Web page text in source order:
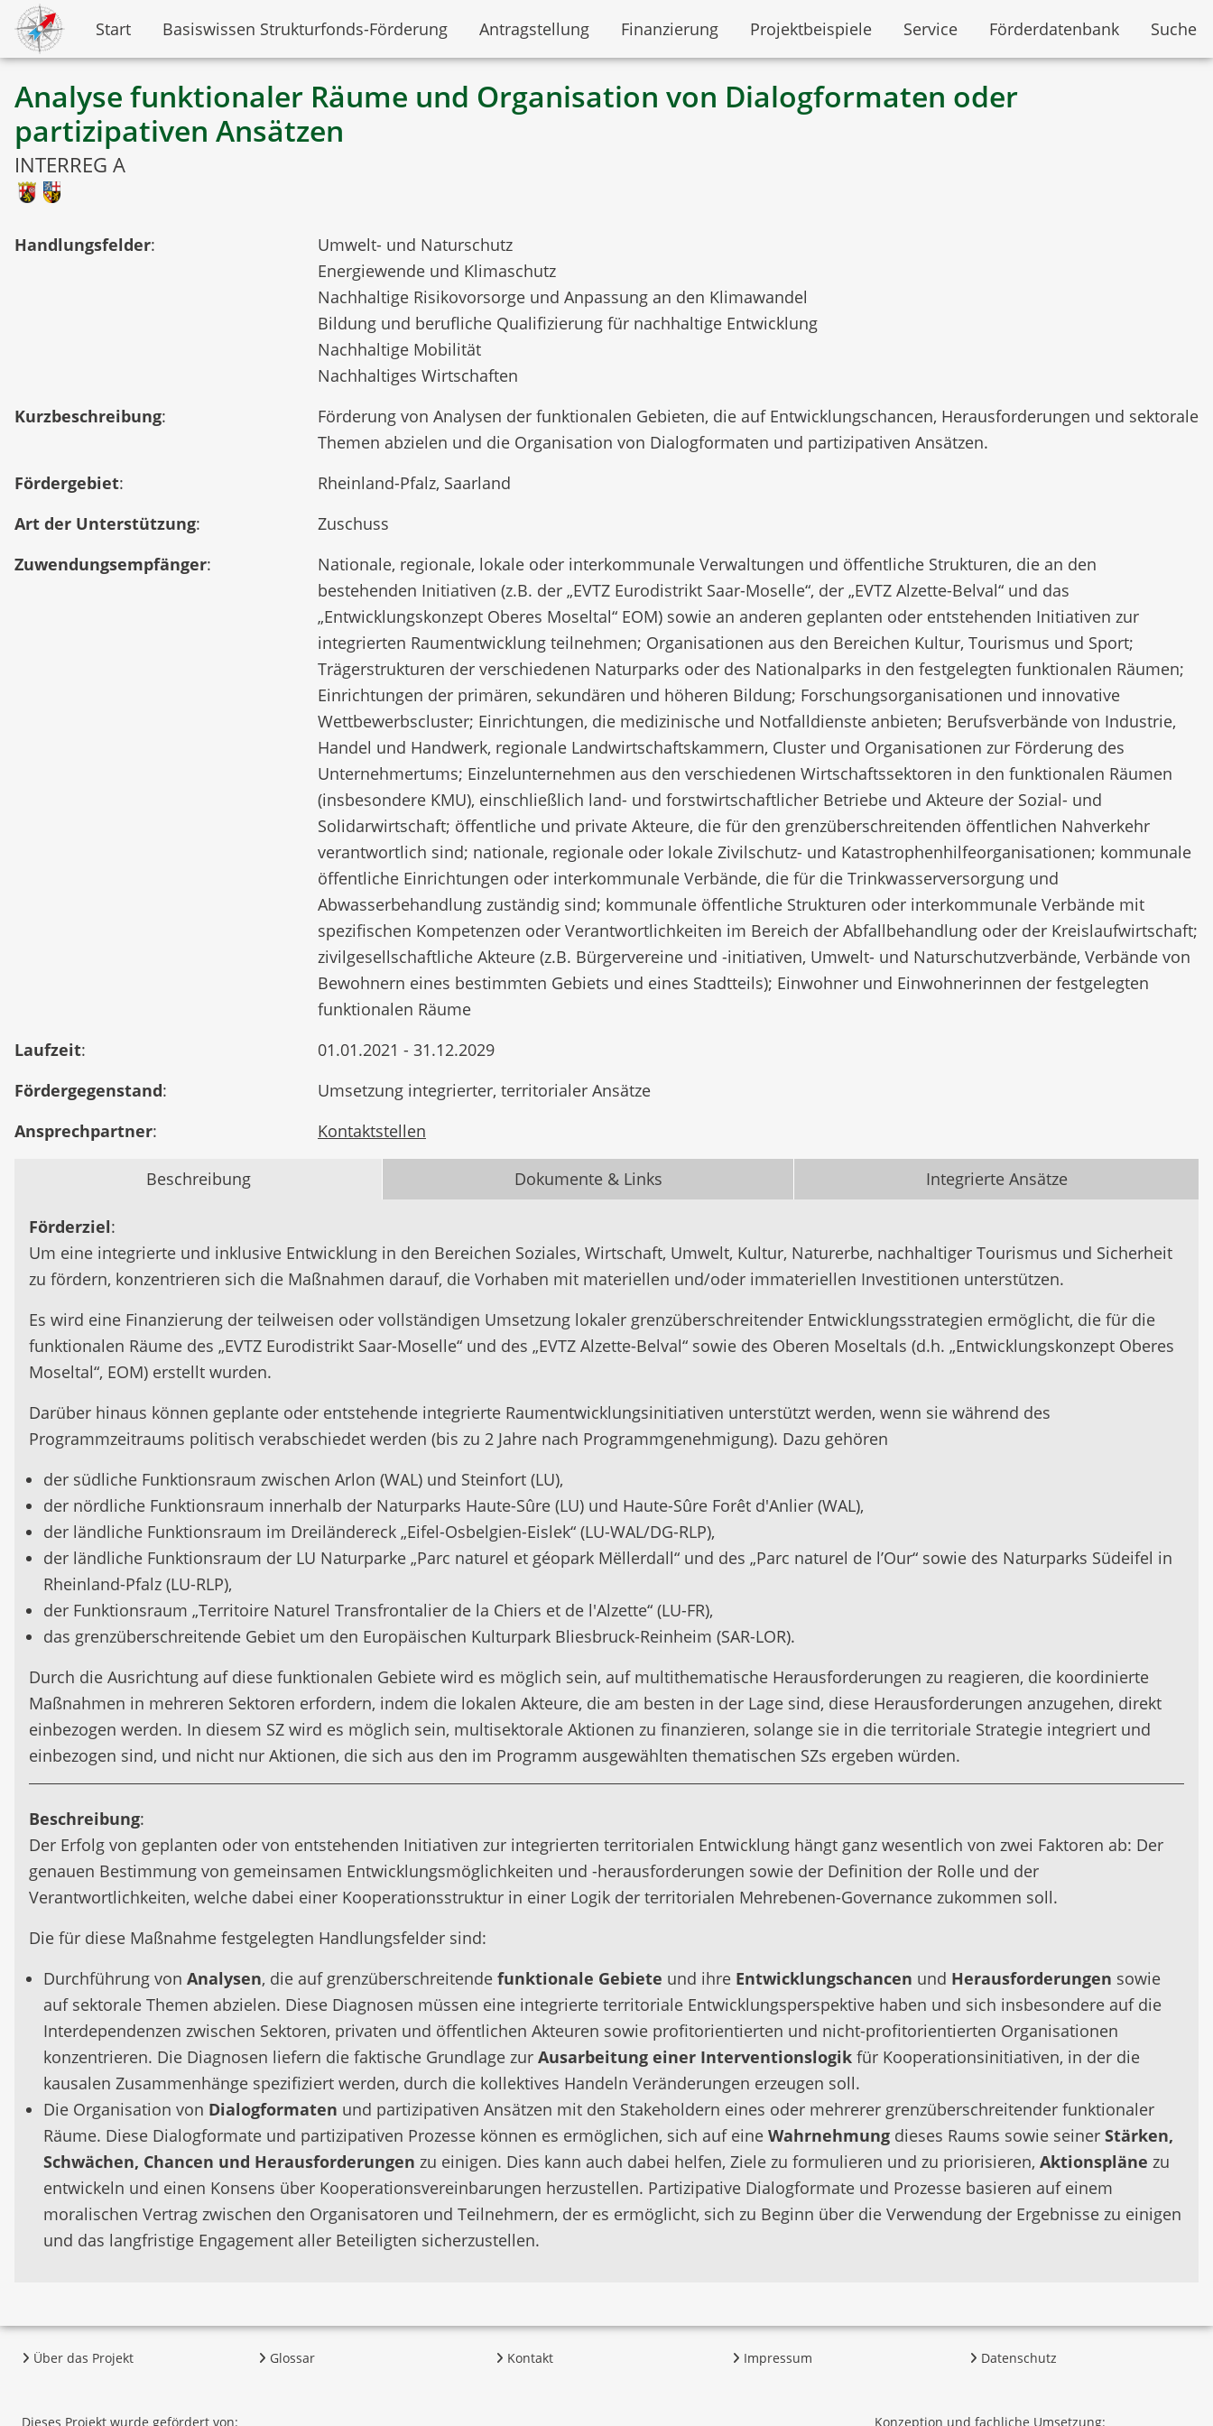
Start Basiswissen Strukturfonds-Förderung Antragstellung Finanzierung Projektbeispiele Service Förderdatenbank Suche
Analyse funktionaler Räume und Organisation von Dialogformaten oder
partizipativen Ansätzen
INTERREG A
Handlungsfelder:
Umwelt- und Naturschutz
Energiewende und Klimaschutz
Nachhaltige Risikovorsorge und Anpassung an den Klimawandel
Bildung und berufliche Qualifizierung für nachhaltige Entwicklung
Nachhaltige Mobilität
Nachhaltiges Wirtschaften
Kurzbeschreibung:
Förderung von Analysen der funktionalen Gebieten, die auf Entwicklungschancen, Herausforderungen und sektorale
Themen abzielen und die Organisation von Dialogformaten und partizipativen Ansätzen.
Fördergebiet:
Rheinland-Pfalz, Saarland
Art der Unterstützung:
Zuschuss
Zuwendungsempfänger:
Nationale, regionale, lokale oder interkommunale Verwaltungen und öffentliche Strukturen, die an den
bestehenden Initiativen (z.B. der „EVTZ Eurodistrikt Saar-Moselle“, der „EVTZ Alzette-Belval“ und das
„Entwicklungskonzept Oberes Moseltal“ EOM) sowie an anderen geplanten oder entstehenden Initiativen zur
integrierten Raumentwicklung teilnehmen; Organisationen aus den Bereichen Kultur, Tourismus und Sport;
Trägerstrukturen der verschiedenen Naturparks oder des Nationalparks in den festgelegten funktionalen Räumen;
Einrichtungen der primären, sekundären und höheren Bildung; Forschungsorganisationen und innovative
Wettbewerbscluster; Einrichtungen, die medizinische und Notfalldienste anbieten; Berufsverbände von Industrie,
Handel und Handwerk, regionale Landwirtschaftskammern, Cluster und Organisationen zur Förderung des
Unternehmertums; Einzelunternehmen aus den verschiedenen Wirtschaftssektoren in den funktionalen Räumen
(insbesondere KMU), einschließlich land- und forstwirtschaftlicher Betriebe und Akteure der Sozial- und
Solidarwirtschaft; öffentliche und private Akteure, die für den grenzüberschreitenden öffentlichen Nahverkehr
verantwortlich sind; nationale, regionale oder lokale Zivilschutz- und Katastrophenhilfeorganisationen; kommunale
öffentliche Einrichtungen oder interkommunale Verbände, die für die Trinkwasserversorgung und
Abwasserbehandlung zuständig sind; kommunale öffentliche Strukturen oder interkommunale Verbände mit
spezifischen Kompetenzen oder Verantwortlichkeiten im Bereich der Abfallbehandlung oder der Kreislaufwirtschaft;
zivilgesellschaftliche Akteure (z.B. Bürgervereine und -initiativen, Umwelt- und Naturschutzverbände, Verbände von
Bewohnern eines bestimmten Gebiets und eines Stadtteils); Einwohner und Einwohnerinnen der festgelegten
funktionalen Räume
Laufzeit:
01.01.2021 - 31.12.2029
Fördergegenstand:
Umsetzung integrierter, territorialer Ansätze
Ansprechpartner: Kontaktstellen
Beschreibung Dokumente & Links Integrierte Ansätze
Förderziel:
Um eine integrierte und inklusive Entwicklung in den Bereichen Soziales, Wirtschaft, Umwelt, Kultur, Naturerbe, nachhaltiger Tourismus und Sicherheit
zu fördern, konzentrieren sich die Maßnahmen darauf, die Vorhaben mit materiellen und/oder immateriellen Investitionen unterstützen.
Es wird eine Finanzierung der teilweisen oder vollständigen Umsetzung lokaler grenzüberschreitender Entwicklungsstrategien ermöglicht, die für die
funktionalen Räume des „EVTZ Eurodistrikt Saar-Moselle“ und des „EVTZ Alzette-Belval“ sowie des Oberen Moseltals (d.h. „Entwicklungskonzept Oberes
Moseltal“, EOM) erstellt wurden.
Darüber hinaus können geplante oder entstehende integrierte Raumentwicklungsinitiativen unterstützt werden, wenn sie während des
Programmzeitraums politisch verabschiedet werden (bis zu 2 Jahre nach Programmgenehmigung). Dazu gehören
der südliche Funktionsraum zwischen Arlon (WAL) und Steinfort (LU),
der nördliche Funktionsraum innerhalb der Naturparks Haute-Sûre (LU) und Haute-Sûre Forêt d'Anlier (WAL),
der ländliche Funktionsraum im Dreiländereck „Eifel-Osbelgien-Eislek“ (LU-WAL/DG-RLP),
der ländliche Funktionsraum der LU Naturparke „Parc naturel et géopark Mëllerdall“ und des „Parc naturel de l’Our“ sowie des Naturparks Südeifel in
Rheinland-Pfalz (LU-RLP),
der Funktionsraum „Territoire Naturel Transfrontalier de la Chiers et de l'Alzette“ (LU-FR),
das grenzüberschreitende Gebiet um den Europäischen Kulturpark Bliesbruck-Reinheim (SAR-LOR).
Durch die Ausrichtung auf diese funktionalen Gebiete wird es möglich sein, auf multithematische Herausforderungen zu reagieren, die koordinierte
Maßnahmen in mehreren Sektoren erfordern, indem die lokalen Akteure, die am besten in der Lage sind, diese Herausforderungen anzugehen, direkt
einbezogen werden. In diesem SZ wird es möglich sein, multisektorale Aktionen zu finanzieren, solange sie in die territoriale Strategie integriert und
einbezogen sind, und nicht nur Aktionen, die sich aus den im Programm ausgewählten thematischen SZs ergeben würden.
Beschreibung:
Der Erfolg von geplanten oder von entstehenden Initiativen zur integrierten territorialen Entwicklung hängt ganz wesentlich von zwei Faktoren ab: Der
genauen Bestimmung von gemeinsamen Entwicklungsmöglichkeiten und -herausforderungen sowie der Definition der Rolle und der
Verantwortlichkeiten, welche dabei einer Kooperationsstruktur in einer Logik der territorialen Mehrebenen-Governance zukommen soll.
Die für diese Maßnahme festgelegten Handlungsfelder sind:
Durchführung von Analysen, die auf grenzüberschreitende funktionale Gebiete und ihre Entwicklungschancen und Herausforderungen sowie
auf sektorale Themen abzielen. Diese Diagnosen müssen eine integrierte territoriale Entwicklungsperspektive haben und sich insbesondere auf die
Interdependenzen zwischen Sektoren, privaten und öffentlichen Akteuren sowie profitorientierten und nicht-profitorientierten Organisationen
konzentrieren. Die Diagnosen liefern die faktische Grundlage zur Ausarbeitung einer Interventionslogik für Kooperationsinitiativen, in der die
kausalen Zusammenhänge spezifiziert werden, durch die kollektives Handeln Veränderungen erzeugen soll.
Die Organisation von Dialogformaten und partizipativen Ansätzen mit den Stakeholdern eines oder mehrerer grenzüberschreitender funktionaler
Räume. Diese Dialogformate und partizipativen Prozesse können es ermöglichen, sich auf eine Wahrnehmung dieses Raums sowie seiner Stärken,
Schwächen, Chancen und Herausforderungen zu einigen. Dies kann auch dabei helfen, Ziele zu formulieren und zu priorisieren, Aktionspläne zu
entwickeln und einen Konsens über Kooperationsvereinbarungen herzustellen. Partizipative Dialogformate und Prozesse basieren auf einem
moralischen Vertrag zwischen den Organisatoren und Teilnehmern, der es ermöglicht, sich zu Beginn über die Verwendung der Ergebnisse zu einigen
und das langfristige Engagement aller Beteiligten sicherzustellen.
Über das Projekt Glossar Kontakt Impressum Datenschutz
Dieses Projekt wurde gefördert von: Konzeption und fachliche Umsetzung: